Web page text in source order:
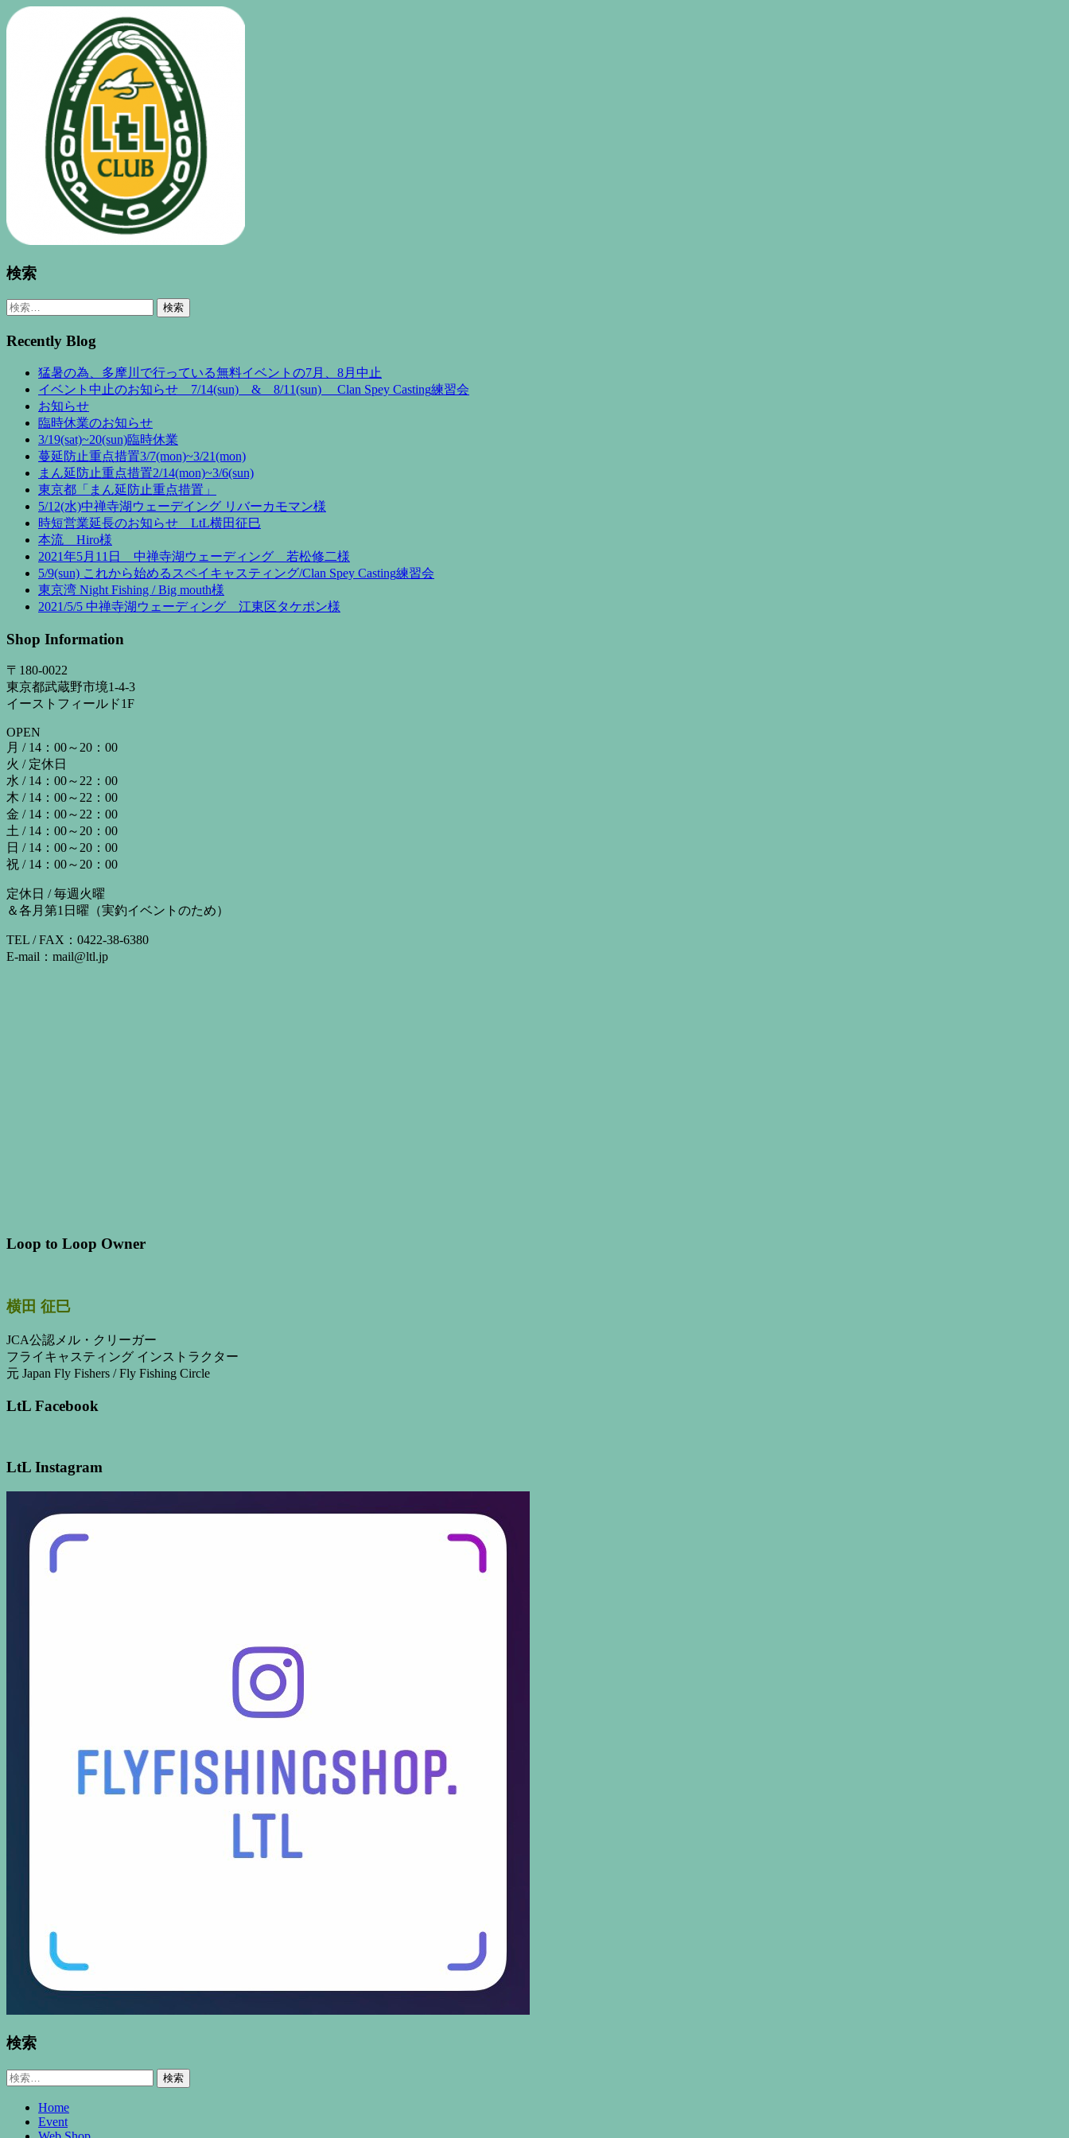
検索
検
Recently Blog
猛暑の為、多摩川で行っている無料イベントの7月、8月中止
イベント中止のお知らせ 7/14(sun) & 8/11(sun) Clan Spey Casting練習会
お知らせ
臨時休業のお知らせ
3/19(sat)~20(sun)臨時休業
蔓延防止重点措置3/7(mon)~3/21(mon)
まん延防止重点措置2/14(mon)~3/6(sun)
東京都「まん延防止重点措置」
5/12(水)中禅寺湖ウェーデイング リバーカモマン様
時短営業延長のお知らせ LtL横田征巳
本流 Hiro様
2021年5月11日 中禅寺湖ウェーディング 若松修二様
5/9(sun) これから始めるスペイキャスティング/Clan Spey Casting練習会
東京湾 Night Fishing / Big mouth様
2021/5/5 中禅寺湖ウェーディング 江東区タケポン様
Shop Information
〒180-0022
東京都武蔵野市境1-4-3
イーストフィールド1F
OPEN
月 / 14：00～20：00
火 / 定休日
水 / 14：00～22：00
木 / 14：00～22：00
金 / 14：00～22：00
土 / 14：00～20：00
日 / 14：00～20：00
祝 / 14：00～20：00
定休日 / 毎週火曜
＆各月第1日曜（実釣イベントのため）
TEL / FAX：0422-38-6380
E-mail：mail@ltl.jp
Loop to Loop Owner
横田 征巳
JCA公認メル・クリーガー
フライキャスティング インストラクター
元 Japan Fly Fishers / Fly Fishing Circle
LtL Facebook
LtL Instagram
検索
検
Home
Event